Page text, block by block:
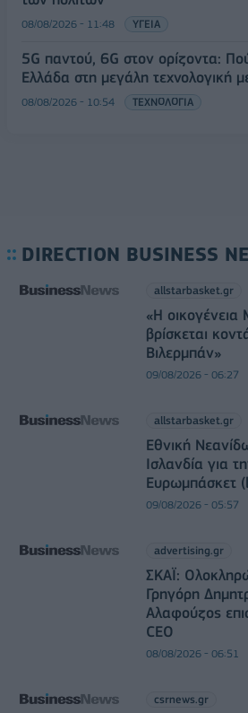
08/08/2026 - 11:48 ΥΓΕΙΑ
5G παντού, 6G στον ορίζοντα:
Ελλάδα στη μεγάλη τεχνολογική
08/08/2026 - 10:54 ΤΕΧΝΟΛΟΓΙΑ
DIRECTION BUSINESS
allstarbasket.gr
«Η
βρίσκεται
Βιλερμπάν»
09/08/2026 - 06:27
allstarbasket.gr
Εθνική
Ισλανδία για
Ευρωμπάσκετ
09/08/2026 - 05:57
advertising.gr
ΣΚΑΪ:
Γρηγόρη
Αλαφούζος
CEO
08/08/2026 - 06:51
csrnews.gr